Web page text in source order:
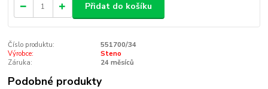
Přidat do košíku
Číslo produktu:
551700/34
Výrobce:
Steno
Záruka:
24 měsíců
Podobné produkty